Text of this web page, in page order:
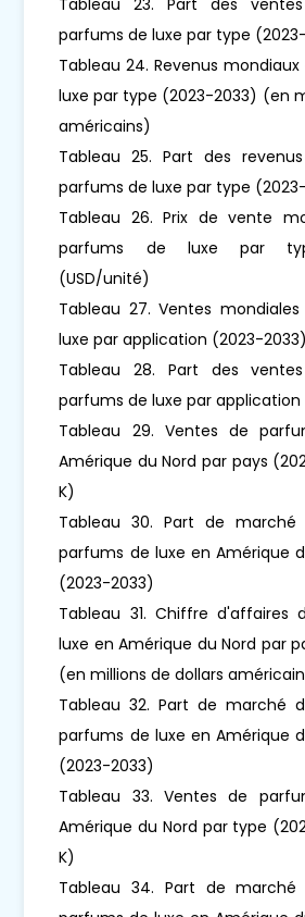
parfums de luxe par type
Tableau 24. Revenus
luxe par type (2023-2033) (en
américains)
Tableau 25. Part des
parfums de luxe par type
Tableau 26. Prix de vente
parfums de luxe par
(USD/unité)
Tableau 27. Ventes
luxe par application (2023-
Tableau 28. Part des
parfums de luxe par
Tableau 29. Ventes de
Amérique du Nord par pays
K)
Tableau 30. Part de
parfums de luxe en Amérique
(2023-2033)
Tableau 31. Chiffre d'affaires
luxe en Amérique du Nord par
(en millions de dollars
Tableau 32. Part de marché
parfums de luxe en Amérique
(2023-2033)
Tableau 33. Ventes de
Amérique du Nord par type
K)
Tableau 34. Part de